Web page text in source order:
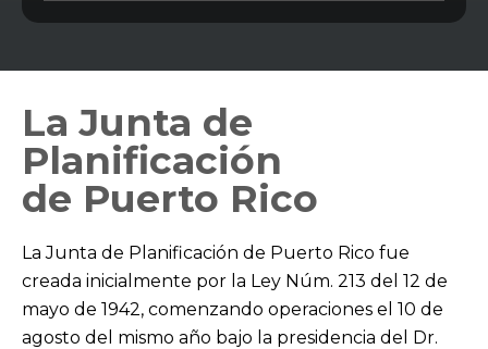
La Junta de
Planificación
de Puerto Rico
La Junta de Planificación de Puerto Rico fue
creada inicialmente por la Ley Núm. 213 del 12 de
mayo de 1942, comenzando operaciones el 10 de
agosto del mismo año bajo la presidencia del Dr.